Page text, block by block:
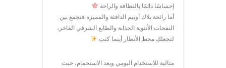
إحساسًا دائمًا بالنظافة والراحة
أما رائحة بلاك أوبيم الدافئة والمميزة فتجمع بين
النفحات الأنثوية الجذابة والطابع الشرقي الفاخر،
لتجعلكِ محط الأنظار أينما كنتِ
مثالية للاستخدام اليومي وبعد الاستحمام، حيث